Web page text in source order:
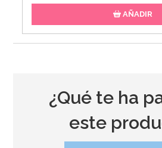
AÑADIR
¿Qué te ha
este